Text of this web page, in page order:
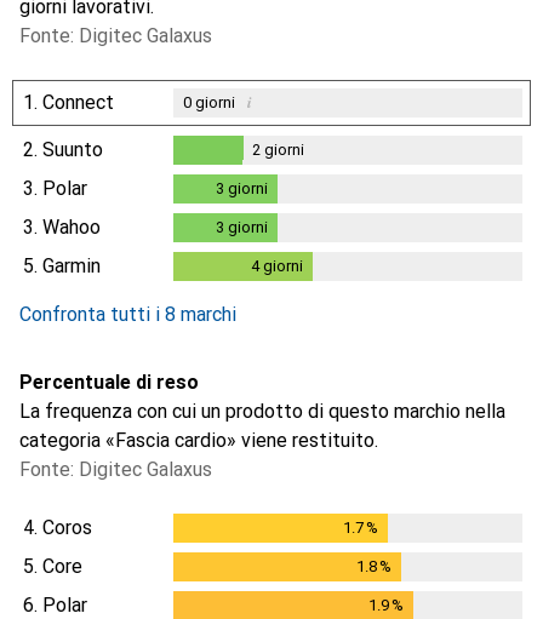
giorni lavorativi.
Fonte: Digitec Galaxus
1. Connect 0giorni i
2. Suunto
2giorni
2 giorni
3. Polar 3 giorni
3. Wahoo 3 giorni
5. Garmin 4giorni
Confronta tutti i 8 marchi
Percentuale di reso
La frequenza con cui un prodotto di questo marchio nella
categoria «Fascia cardio» viene restituito.
Fonte: Digitec Galaxus
4. Coros 1.7%
5. Core 1.8%
6. Polar 1.9%